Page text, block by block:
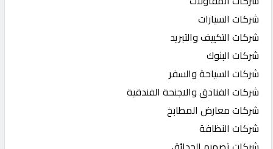
شركات السيارات
شركات التكييف والتبريد
شركات البنوك
شركات السياحة والسفر
شركات الفنادق والاجنحة الفندقية
شركات معارض المطابخ
شركات النظافة